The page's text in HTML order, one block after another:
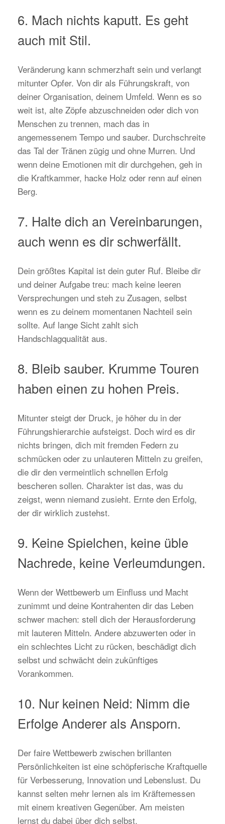
6. Mach nichts kaputt. Es geht
auch mit Stil.
Veränderung kann schmerzhaft sein und verlangt
mitunter Opfer. Von dir als Führungskraft, von
deiner Organisation, deinem Umfeld. Wenn es so
weit ist, alte Zöpfe abzuschneiden oder dich von
Menschen zu trennen, mach das in
angemessenem Tempo und sauber. Durchschreite
das Tal der Tränen zügig und ohne Murren. Und
wenn deine Emotionen mit dir durchgehen, geh in
die Kraftkammer, hacke Holz oder renn auf einen
Berg.
7. Halte dich an Vereinbarungen,
auch wenn es dir schwerfällt.
Dein größtes Kapital ist dein guter Ruf. Bleibe dir
und deiner Aufgabe treu: mach keine leeren
Versprechungen und steh zu Zusagen, selbst
wenn es zu deinem momentanen Nachteil sein
sollte. Auf lange Sicht zahlt sich
Handschlagqualität aus.
8. Bleib sauber. Krumme Touren
haben einen zu hohen Preis.
Mitunter steigt der Druck, je höher du in der
Führungshierarchie aufsteigst. Doch wird es dir
nichts bringen, dich mit fremden Federn zu
schmücken oder zu unlauteren Mitteln zu greifen,
die dir den vermeintlich schnellen Erfolg
bescheren sollen. Charakter ist das, was du
zeigst, wenn niemand zusieht. Ernte den Erfolg,
der dir wirklich zustehst.
9. Keine Spielchen, keine üble
Nachrede, keine Verleumdungen.
Wenn der Wettbewerb um Einfluss und Macht
zunimmt und deine Kontrahenten dir das Leben
schwer machen: stell dich der Herausforderung
mit lauteren Mitteln. Andere abzuwerten oder in
ein schlechtes Licht zu rücken, beschädigt dich
selbst und schwächt dein zukünftiges
Vorankommen.
10. Nur keinen Neid: Nimm die
Erfolge Anderer als Ansporn.
Der faire Wettbewerb zwischen brillanten
Persönlichkeiten ist eine schöpferische Kraftquelle
für Verbesserung, Innovation und Lebenslust. Du
kannst selten mehr lernen als im Kräftemessen
mit einem kreativen Gegenüber. Am meisten
lernst du dabei über dich selbst.